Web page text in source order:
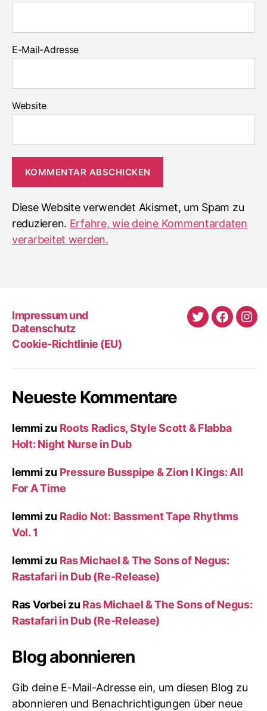
E-Mail-Adresse
Website
Diese Website verwendet Akismet, um Spam zu
reduzieren. Erfahre, wie deine Kommentardaten
verarbeitet werden.
Impressum und
Datenschutz
Cookie-Richtlinie (EU)
Twitter
Neueste Kommentare
lemmi zu Roots Radics, Style Scott & Flabba
Holt: Night Nurse in Dub
lemmi zu Pressure Busspipe & Zion I Kings: All
For A Time
lemmi zu Radio Not: Bassment Tape Rhythms
Vol. 1
lemmi zu Ras Michael & The Sons of Negus:
Rastafari in Dub (Re-Release)
Ras Vorbei zu Ras Michael & The Sons of Negus:
Rastafari in Dub (Re-Release)
Blog abonnieren
Gib deine E-Mail-Adresse ein, um diesen Blog zu
abonnieren und Benachrichtigungen über neue